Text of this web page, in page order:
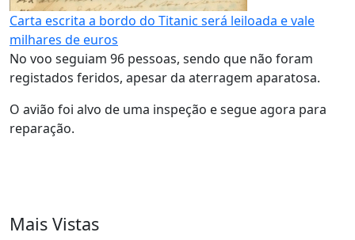
Carta escrita a bordo do Titanic será leiloada e vale
milhares de euros
No voo seguiam 96 pessoas, sendo que não foram
registados feridos, apesar da aterragem aparatosa.
O avião foi alvo de uma inspeção e segue agora para
reparação.
Mais Vistas